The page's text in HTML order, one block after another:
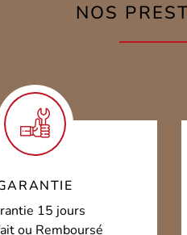
NOS
15 jours
ou Remboursé